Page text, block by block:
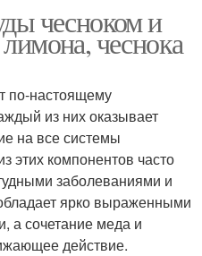
чесноком и
чеснока
по-настоящему
из них оказывает
на все системы
этих компонентов часто
заболеваниями и
ярко выраженными
а сочетание меда и
действие.